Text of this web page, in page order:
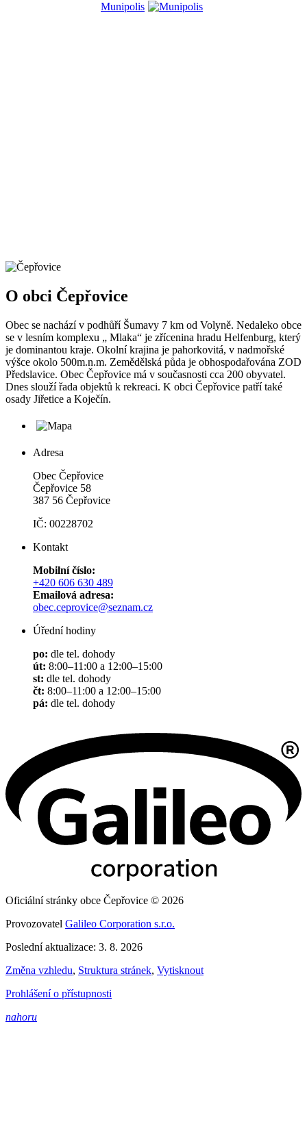
Munipolis
O obci Čepřovice
Obec se nachází v podhůří Šumavy 7 km od Volyně. Nedaleko obce
se v lesním komplexu „ Mlaka“ je zřícenina hradu Helfenburg, který
je dominantou kraje. Okolní krajina je pahorkovitá, v nadmořské
výšce okolo 500m.n.m. Zemědělská půda je obhospodařována ZOD
Předslavice. Obec Čepřovice má v současnosti cca 200 obyvatel.
Dnes slouží řada objektů k rekreaci. K obci Čepřovice patří také
osady Jiřetice a Koječín.
Adresa
Obec Čepřovice
Čepřovice 58
387 56 Čepřovice
IČ: 00228702
Kontakt
Mobilní číslo:
+420 606 630 489
Emailová adresa:
obec.ceprovice@seznam.cz
Úřední hodiny
po: dle tel. dohody
út: 8:00–11:00 a 12:00–15:00
st: dle tel. dohody
čt: 8:00–11:00 a 12:00–15:00
pá: dle tel. dohody
Oficiální stránky obce Čepřovice © 2026
Provozovatel Galileo Corporation s.r.o.
Poslední aktualizace: 3. 8. 2026
Změna vzhledu, Struktura stránek, Vytisknout
Prohlášení o přístupnosti
nahoru